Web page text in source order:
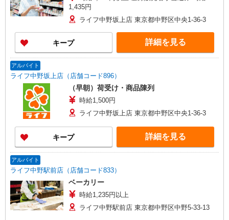
1,435円
ライフ中野坂上店 東京都中野区中央1-36-3
キープ 詳細を見る
アルバイト
ライフ中野坂上店（店舗コード896）
（早朝）荷受け・商品陳列
時給1,500円
ライフ中野坂上店 東京都中野区中央1-36-3
キープ 詳細を見る
アルバイト
ライフ中野駅前店（店舗コード833）
ベーカリー
時給1,235円以上
ライフ中野駅前店 東京都中野区中野5-33-13